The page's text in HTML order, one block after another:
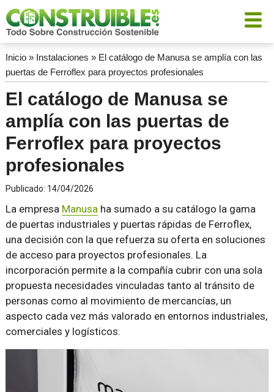
Inicio» Instalaciones » El catálogo de Manusa se amplía con las
puertas de Ferroflex para proyectos profesionales
El catálogo de Manusa se
amplía con las puertas de
Ferroflex para proyectos
profesionales
Publicado: 14/04/2026
La empresa Manusaha sumado a su catálogo la gama
de puertas industriales y puertas rápidas de Ferroflex,
una decisión con la que refuerza su oferta en soluciones
de acceso para proyectos profesionales. La
incorporación permite a la compañía cubrir con una sola
propuesta necesidades vinculadas tanto al tránsito de
personas como al movimiento de mercancías, un
aspecto cada vez más valorado en entornos industriales,
comerciales y logísticos.